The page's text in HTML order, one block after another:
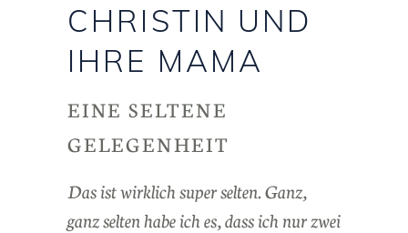
CHRISTIN UND
IHRE MAMA
EINE SELTENE
GELEGENHEIT
Das ist wirklich super selten. Ganz,
ganz selten habe ich es, dass ich nur zwei